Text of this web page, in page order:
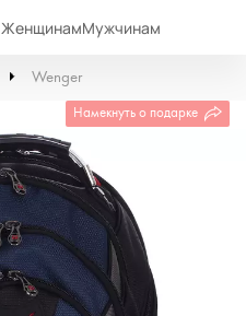
ЖенщинамМужчинам
Wenger
Намекнуть о подарке